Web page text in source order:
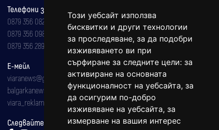
Този уебсайт използва
бисквитки и други технологии
за проследяване, за да подобри
изживяването ви при
сърфиране за следните цели: за
активиране на основната
функционалност на уебсайта, за
да осигурим по-добро
изживяване на уебсайта, за
измерване на вашия интерес
Телефони за реклама и абонаменти
0879 356 082
0879 356 098
0879 356 289
Е-мейл
viaranews@gmail.com
balgarkanews@gmail.com
viara_reklama@mail.bg
Следвайте ни: